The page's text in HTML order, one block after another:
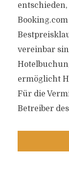
entschieden,
vereinbar
ermöglicht
Für die
Betreiber